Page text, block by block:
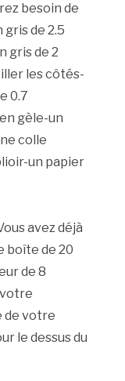
besoin de
de 2.5
gris de 2
les côtés-
0.7
gèle-un
colle
un papier
avez déjà
boîte de 20
de 8
de votre
le dessus du